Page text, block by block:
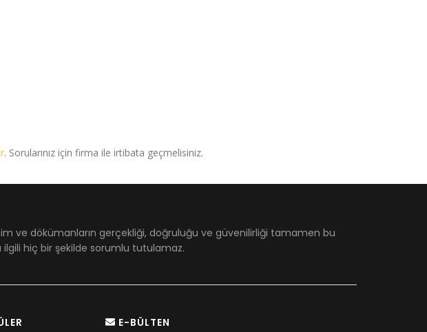
. Sorularınız için firma ile irtibata geçmelisiniz.
ve dökümanların gerçekliği, doğruluğu ve güvenilirliği tamamen bu
hiç bir şekilde sorumlu tutulamaz.
E-BÜLTEN